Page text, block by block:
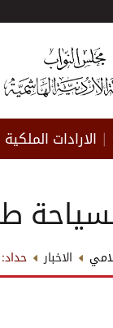
الارادات
الاخبار